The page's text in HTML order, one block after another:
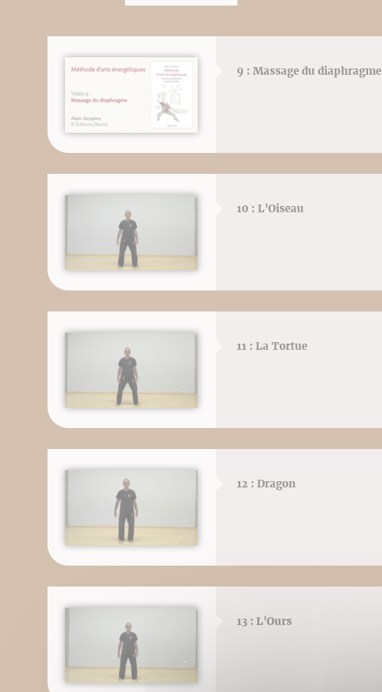
9 : Massage du diaphragme
10 : L'Oiseau
11 : La Tortue
12 : Dragon
13 : L'Ours